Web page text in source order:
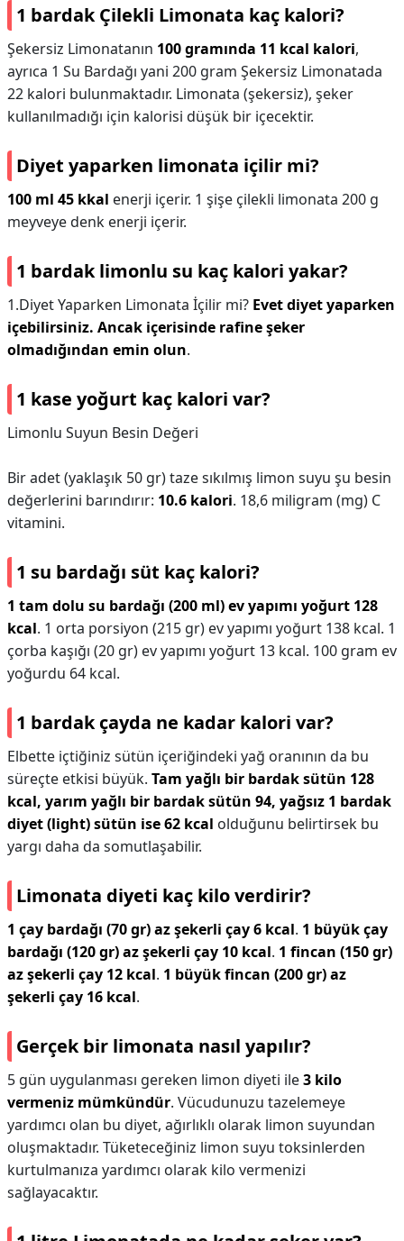
1 bardak Çilekli Limonata kaç kalori?
Şekersiz Limonatanın 100 gramında 11 kcal kalori,
ayrıca 1 Su Bardağı yani 200 gram Şekersiz Limonatada
22 kalori bulunmaktadır. Limonata (şekersiz), şeker
kullanılmadığı için kalorisi düşük bir içecektir.
Diyet yaparken limonata içilir mi?
100 ml 45 kkal enerji içerir. 1 şişe çilekli limonata 200 g
meyveye denk enerji içerir.
1 bardak limonlu su kaç kalori yakar?
1.Diyet Yaparken Limonata İçilir mi? Evet diyet yaparken
içebilirsiniz. Ancak içerisinde rafine şeker
olmadığından emin olun.
1 kase yoğurt kaç kalori var?
Limonlu Suyun Besin Değeri
Bir adet (yaklaşık 50 gr) taze sıkılmış limon suyu şu besin
değerlerini barındırır: 10.6 kalori. 18,6 miligram (mg) C
vitamini.
1 su bardağı süt kaç kalori?
1 tam dolu su bardağı (200 ml) ev yapımı yoğurt 128
kcal. 1 orta porsiyon (215 gr) ev yapımı yoğurt 138 kcal. 1
çorba kaşığı (20 gr) ev yapımı yoğurt 13 kcal. 100 gram ev
yoğurdu 64 kcal.
1 bardak çayda ne kadar kalori var?
Elbette içtiğiniz sütün içeriğindeki yağ oranının da bu
süreçte etkisi büyük. Tam yağlı bir bardak sütün 128
kcal, yarım yağlı bir bardak sütün 94, yağsız 1 bardak
diyet (light) sütün ise 62 kcal olduğunu belirtirsek bu
yargı daha da somutlaşabilir.
Limonata diyeti kaç kilo verdirir?
1 çay bardağı (70 gr) az şekerli çay 6 kcal. 1 büyük çay
bardağı (120 gr) az şekerli çay 10 kcal. 1 fincan (150 gr)
az şekerli çay 12 kcal. 1 büyük fincan (200 gr) az
şekerli çay 16 kcal.
Gerçek bir limonata nasıl yapılır?
5 gün uygulanması gereken limon diyeti ile3 kilo
vermeniz mümkündür. Vücudunuzu tazelemeye
yardımcı olan bu diyet, ağırlıklı olarak limon suyundan
oluşmaktadır. Tüketeceğiniz limon suyu toksinlerden
kurtulmanıza yardımcı olarak kilo vermenizi
sağlayacaktır.